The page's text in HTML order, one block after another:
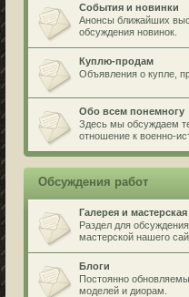
События и новинки
Анонсы ближайших
обсуждения новинок.
Куплю-продам
Объявления о купле,
Обо всем понемногу
Здесь мы обсуждаем
отношение к военно-
Обсуждения работ
Галерея и мастерская
Раздел для
мастерской нашего
Блоги
Постоянно
моделей и диорам.